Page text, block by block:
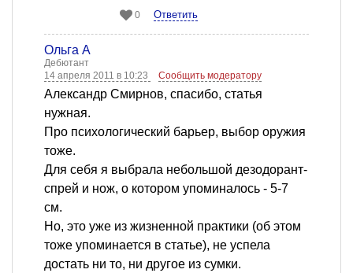
0 Ответить
Ольга А
Дебютант
14 апреля 2011 в 10:23
Сообщить модератору
Александр Смирнов, спасибо, статья
нужная.
Про психологический барьер, выбор оружия
тоже.
Для себя я выбрала небольшой дезодорант-
спрей и нож, о котором упоминалось - 5-7
см.
Но, это уже из жизненной практики (об этом
тоже упоминается в статье), не успела
достать ни то, ни другое из сумки.